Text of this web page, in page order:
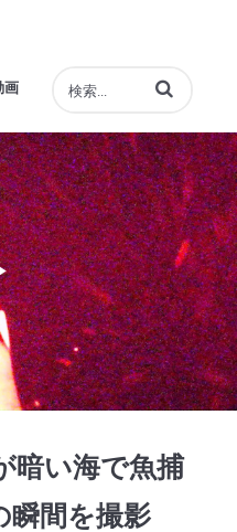
画 動画の検索語句
暗い海で魚捕
瞬間を撮影